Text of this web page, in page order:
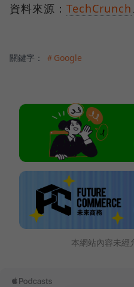
資料來源： TechCrunch
關鍵字： ＃Google
本網站內容未經